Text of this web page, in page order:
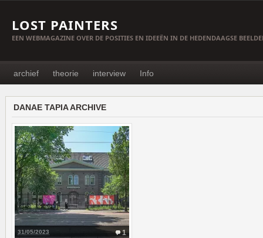
LOST PAINTERS
EEN WEBMAGAZINE OVER DE POSITIES EN IDEEËN IN DE HEDENDAAGSE
archief theorie interview Info
DANAE TAPIA ARCHIVE
1
31/05/2023